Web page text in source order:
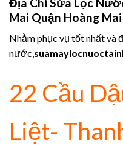
Mai Quận Hoàng Mai
Nhằm phục vụ tốt nhất và
nước,
22 Cầu
Liệt-